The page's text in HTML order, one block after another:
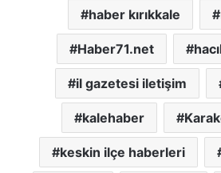
haber kırıkkale
Haber71.net
il gazetesi iletişim
kalehaber
keskin ilçe haberleri